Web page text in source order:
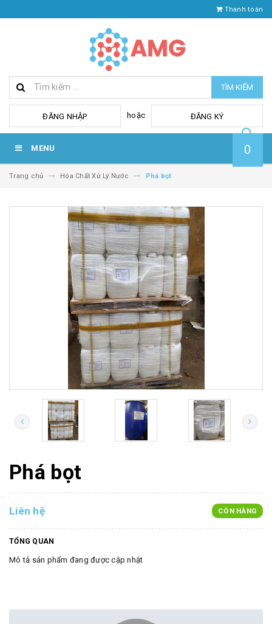
Thanh toán
TÌM KIẾM
ĐĂNG NHẬP hoặc ĐĂNG KÝ
MENU 0
Trang chủ Hóa Chất Xử Lý Nước Phá bọt
Phá bọt
Liên hệ CÒN HÀNG
TỔNG QUAN
Mô tả sản phẩm đang được cập nhật